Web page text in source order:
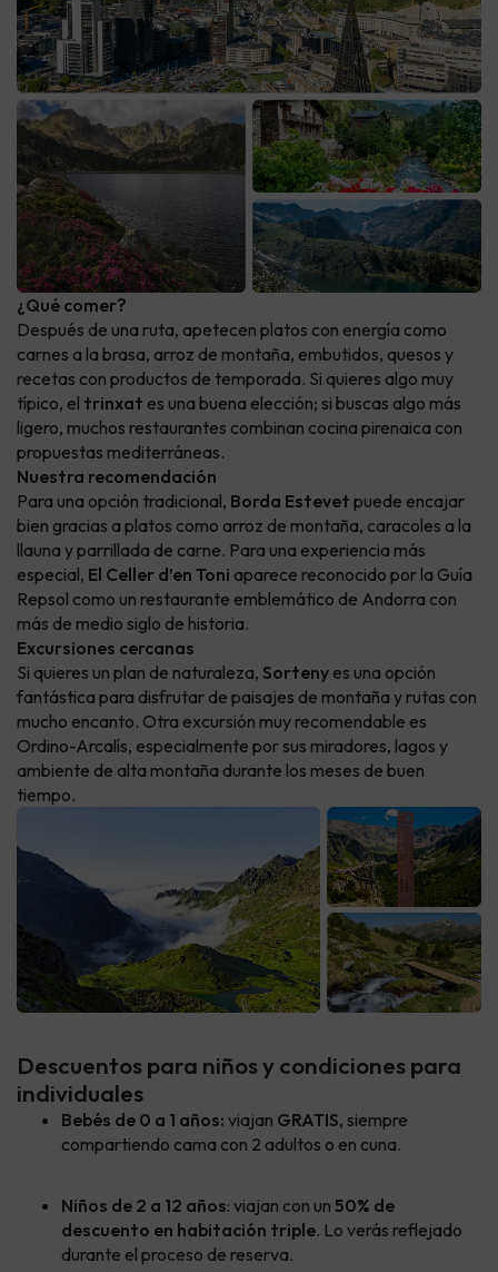
¿Qué comer?
Después de una ruta, apetecen platos con energía como
carnes a la brasa, arroz de montaña, embutidos, quesos y
recetas con productos de temporada. Si quieres algo muy
típico, el trinxat es una buena elección; si buscas algo más
ligero, muchos restaurantes combinan cocina pirenaica con
propuestas mediterráneas.
Nuestra recomendación
Para una opción tradicional, Borda Estevet puede encajar
bien gracias a platos como arroz de montaña, caracoles a la
llauna y parrillada de carne. Para una experiencia más
especial, El Celler d’en Toni aparece reconocido por la Guía
Repsol como un restaurante emblemático de Andorra con
más de medio siglo de historia.
Excursiones cercanas
Si quieres un plan de naturaleza, Sorteny es una opción
fantástica para disfrutar de paisajes de montaña y rutas con
mucho encanto. Otra excursión muy recomendable es
Ordino-Arcalís, especialmente por sus miradores, lagos y
ambiente de alta montaña durante los meses de buen
tiempo.
Descuentos para niños y condiciones para
individuales
Bebés de 0 a 1 años: viajan GRATIS, siempre
compartiendo cama con 2 adultos o en cuna.
Niños de 2 a 12 años: viajan con un 50% de
descuento en habitación triple. Lo verás reflejado
durante el proceso de reserva.